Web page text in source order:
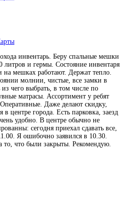
инвентарь. Беру спальные мешки
литров и гермы. Состояние инвентаря
мешках работают. Держат тепло.
молнии, чистые, все замки в
из чего выбрать, в том числе по
матрасы. Ассортимент у ребят
Даже делают скидку,
центре города. Есть парковка, заезд
удобно. В центре обычно не
сегодня приехал сдавать все,
Я ошибочно заявился в 10.30.
что были закрыты. Рекомендую.